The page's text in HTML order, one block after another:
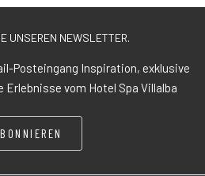
UNSEREN NEWSLETTER.
Posteingang Inspiration, exklusive
vom Hotel Spa Villalba